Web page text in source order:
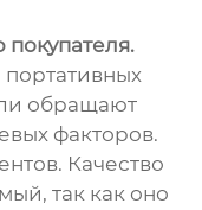
обращают
факторов.
Качество
так как оно